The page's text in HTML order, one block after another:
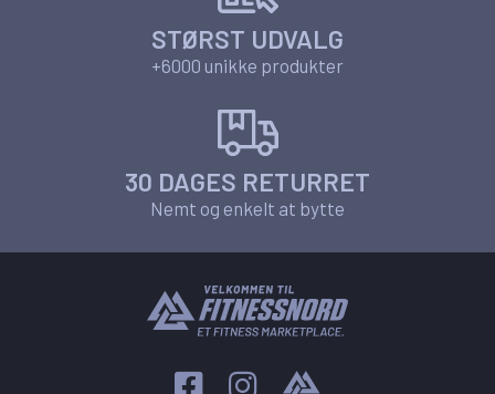
STØRST UDVALG
+6000 unikke produkter
30 DAGES RETURRET
Nemt og enkelt at bytte